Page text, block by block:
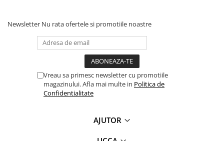
Newsletter Nu rata ofertele si promotiile noastre
Vreau sa primesc newsletter cu promotiile
magazinului. Afla mai multe in Politica de
Confidentialitate
AJUTOR